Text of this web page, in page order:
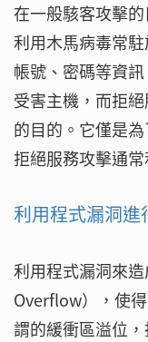
在一般駭客攻擊
利用木馬病毒常
帳號、密碼等資
受害主機，而拒
的目的。它僅是
拒絕服務攻擊通
利用程式漏洞進
利用程式漏洞來
Overflow），使
謂的緩衝區溢位